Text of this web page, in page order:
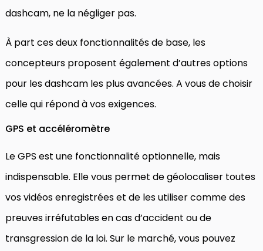
dashcam, ne la négliger pas.
À part ces deux fonctionnalités de base, les
concepteurs proposent également d’autres options
pour les dashcam les plus avancées. A vous de choisir
celle qui répond à vos exigences.
GPS et accéléromètre
Le GPS est une fonctionnalité optionnelle, mais
indispensable. Elle vous permet de géolocaliser toutes
vos vidéos enregistrées et de les utiliser comme des
preuves irréfutables en cas d’accident ou de
transgression de la loi. Sur le marché, vous pouvez